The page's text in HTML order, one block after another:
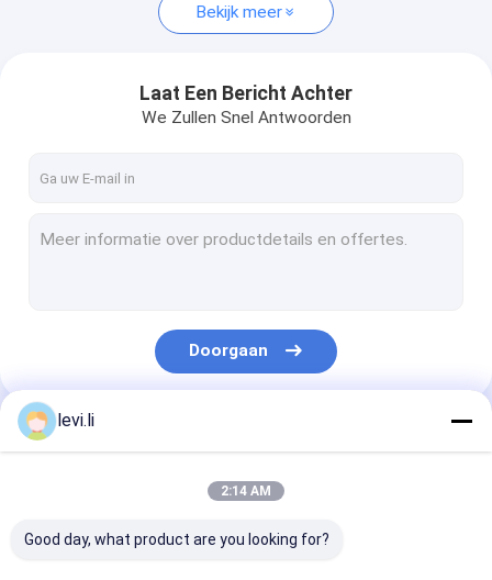
Bekijk meer
Laat Een Bericht Achter
We Zullen Snel Antwoorden
Doorgaan
Onze Categorieën
levi.li
2:14 AM
Good day, what product are you looking for?